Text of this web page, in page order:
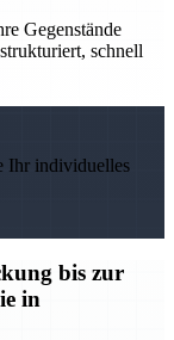
Gegenstände
schnell
Ihr individuelles
bis zur
in